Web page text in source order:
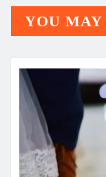
YOU MAY